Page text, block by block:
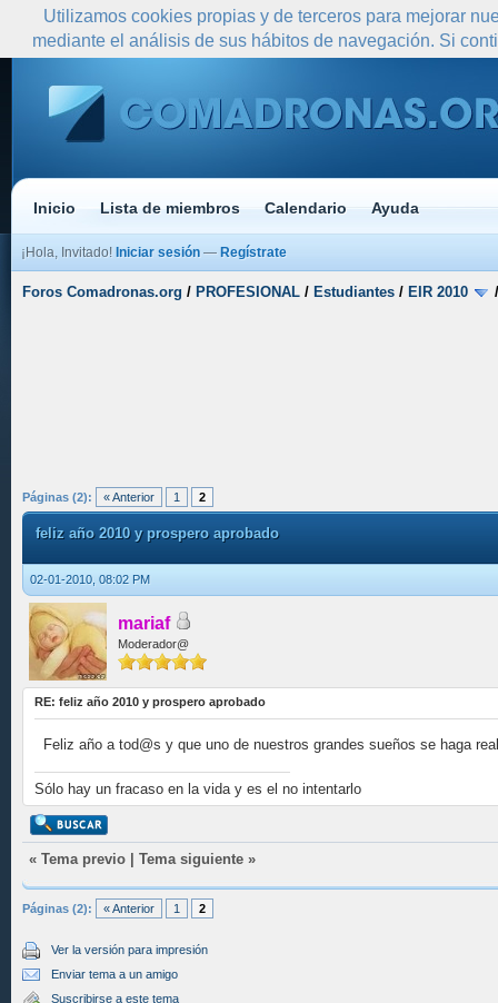
Inicio Lista de miembros Calendario Ayuda
¡Hola, Invitado! Iniciar sesión — Regístrate
Foros Comadronas.org / PROFESIONAL / Estudiantes / EIR 2010
Páginas (2): « Anterior 1 2
feliz año 2010 y prospero aprobado
02-01-2010, 08:02 PM
mariaf
Moderador@
RE: feliz año 2010 y prospero aprobado
Feliz año a tod@s y que uno de nuestros grandes sueños se haga
Sólo hay un fracaso en la vida y es el no intentarlo
« Tema previo Tema siguiente »
Páginas (2): « Anterior 1 2
Ver la versión para impresión
Enviar tema a un amigo
Suscribirse a este tema
Utilizamos cookies propias y de terceros para mejorar
mediante el análisis de sus hábitos de navegación. Si